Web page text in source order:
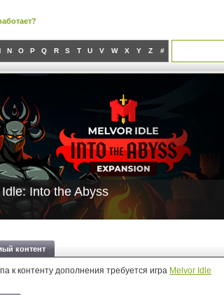
N O P Q R S T U V W X Y Z #
Into the Abyss
контент
к контенту дополнения требуется игра Melvor Idle